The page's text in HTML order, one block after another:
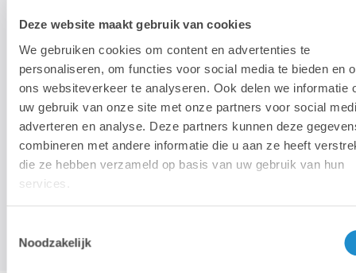
Deze website maakt gebruik van cookies
We gebruiken cookies om content en advertenties te
personaliseren, om functies voor social media te bieden en
ons websiteverkeer te analyseren. Ook delen we informatie
uw gebruik van onze site met onze partners voor social
adverteren en analyse. Deze partners kunnen deze
combineren met andere informatie die u aan ze heeft
die ze hebben verzameld op basis van uw gebruik van hun
services.
Noodzakelijk
STAY TUNED!
>
Wij gebruiken je e-mailadres enkel om onze maandelijkse
nieuwsbrief te kunnen mailen. We geven dit adres niet door aan
derden, en houden het bij zolang je je niet uitschrijft.